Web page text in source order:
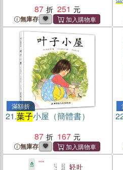
87 251
無庫存
滿額折
21.葉子小屋（簡體書）
87
167
無庫存